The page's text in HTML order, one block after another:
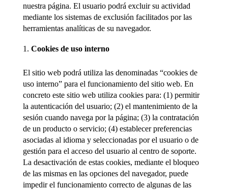
nuestra página. El usuario podrá excluir su actividad
mediante los sistemas de exclusión facilitados por las
herramientas analíticas de su navegador.
Cookies de uso interno
El sitio web podrá utiliza las denominadas “cookies de
uso interno” para el funcionamiento del sitio web. En
concreto este sitio web utiliza cookies para: (1) permitir
la autenticación del usuario; (2) el mantenimiento de la
sesión cuando navega por la página; (3) la contratación
de un producto o servicio; (4) establecer preferencias
asociadas al idioma y seleccionadas por el usuario o de
gestión para el acceso del usuario al centro de soporte.
La desactivación de estas cookies, mediante el bloqueo
de las mismas en las opciones del navegador, puede
impedir el funcionamiento correcto de algunas de las